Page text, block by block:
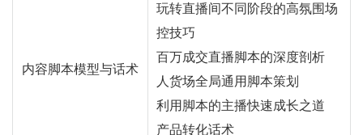
内容脚本模型与话术
玩转直播间不同阶段的高氛围场
控技巧
百万成交直播脚本的深度剖析
人货场全局通用脚本策划
利用脚本的主播快速成长之道
产品转化话术